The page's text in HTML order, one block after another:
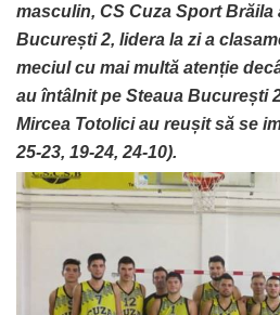
masculin, CS Cuza Sport
București 2, lidera la zi a
meciul cu mai multă atenție
au întâlnit pe Steaua București
Mircea Totolici au reușit să se
25-23, 19-24, 24-10).